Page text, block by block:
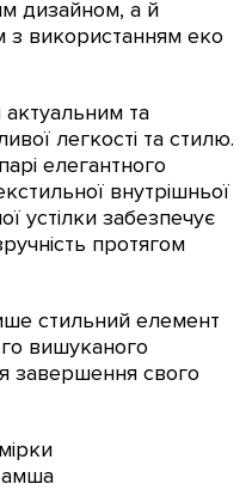
дизайном, а й
з використанням еко
актуальним та
​​легкості та стилю.
елегантного
внутрішньої
устілки забезпечує
протягом
стильний елемент
вишуканого
завершення свого